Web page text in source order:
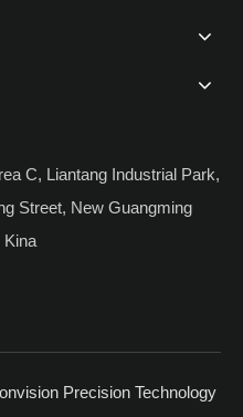
C, Liantang Industrial Park,
Street, New Guangming
Kina
Precision Technology